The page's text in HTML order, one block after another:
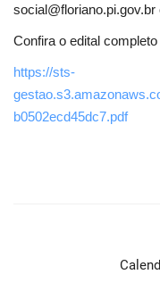
Confira o edital
https://sts-
b0502ecd45dc7.pdf